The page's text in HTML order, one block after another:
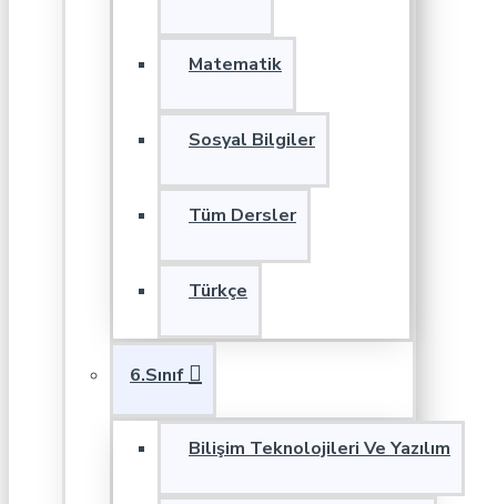
Matematik
Sosyal Bilgiler
Tüm Dersler
Türkçe
6.Sınıf
Bilişim Teknolojileri Ve Yazılım